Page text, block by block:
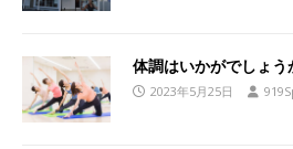
体調はいかがでしょう
2023年5月25日